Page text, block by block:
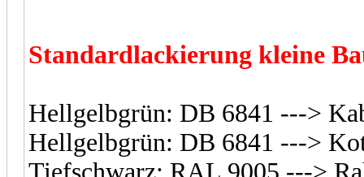
Standardlackierung kleine
Hellgelbgrün: DB 6841 --->
Hellgelbgrün: DB 6841 --->